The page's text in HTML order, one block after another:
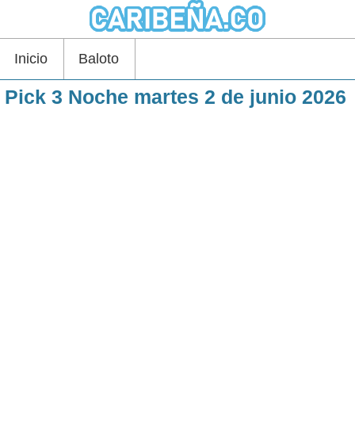
Inicio Baloto
Pick 3 Noche martes 2 de junio 2026